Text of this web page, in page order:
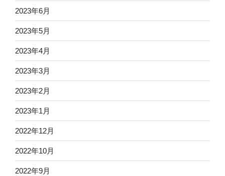
2023年6月
2023年5月
2023年4月
2023年3月
2023年2月
2023年1月
2022年12月
2022年10月
2022年9月